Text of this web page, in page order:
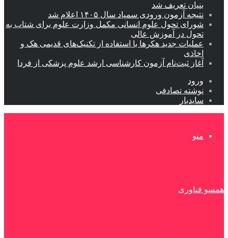
بنیان تعریف شد
نتیجه آزمون ورودی سمپاد سال ۱۴۰۵ اعلام شد
شورای تحول علوم انسانی مکمل وزارت علوم برای شتاب به
تحول در آموزش عالی
عملیات جدید هکرها با استفاده از تکنیک‌های قدیمی هک و
اخاذی
آغاز ثبت‌نام‌ آزمون کارشناسی ارشد علوم پزشکی از فردا
ورود
نوشته تصادفی
سایدبار
منو
همسو فناوری